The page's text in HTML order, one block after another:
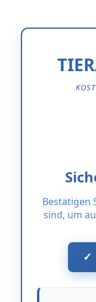
Bestätigen
sind, um
✓